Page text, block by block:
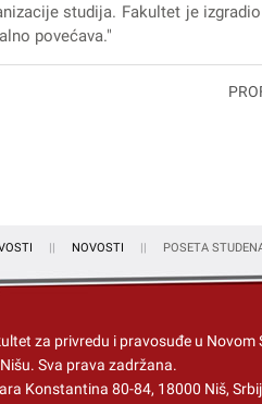
studija. Fakultet je
povećava."
NOVOSTI POSETA
za privredu i pravosuđe u Novom
. Sva prava zadržana.
Konstantina 80-84, 18000 Niš,